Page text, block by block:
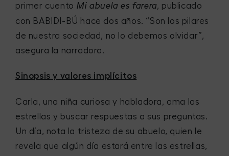
primer cuento Mi abuela es farera , publicado
con BABIDI-BÚ hace dos años. “Son los pilares
de nuestra sociedad, no lo debemos olvidar”,
asegura la narradora.
Sinopsis y valores implícitos
Carla, una niña curiosa y habladora, ama las
estrellas y buscar respuestas a sus preguntas.
Un día, nota la tristeza de su abuelo, quien le
revela que algún día estará entre las estrellas,